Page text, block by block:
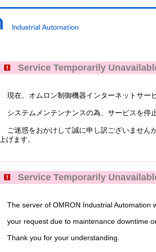
Service Temporarily
現在、オムロン制御機器インターネットサー
システムメンテンナンスの為、サービスを停
ご迷惑をおかけして誠に申し訳ございません
上げます。
Service Temporarily
The server of OMRON Industrial Automation
your request due to maintenance downtime
Thank you for your understanding.